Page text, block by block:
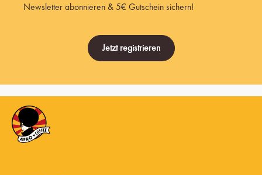
Newsletter abonnieren & 5€ Gutschein sichern!
Jetzt registrieren